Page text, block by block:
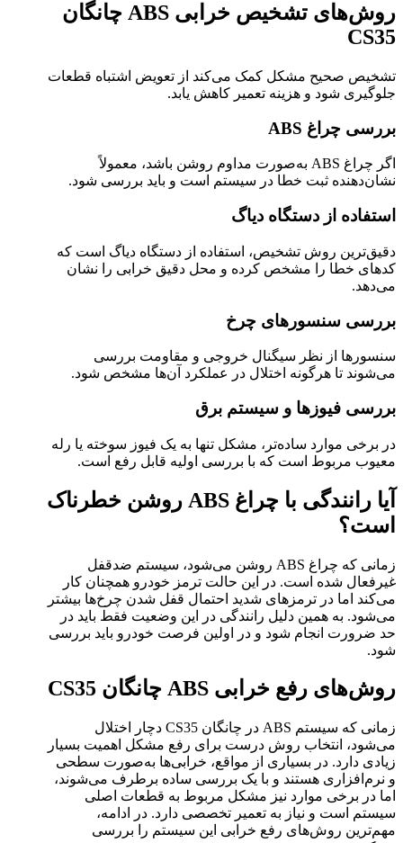
روش‌های تشخیص خرابی ABS چانگان
CS35
تشخیص صحیح مشکل کمک می‌کند از تعویض اشتباه قطعات
جلوگیری شود و هزینه تعمیر کاهش یابد.
بررسی چراغ ABS
اگر چراغ ABS به‌صورت مداوم روشن باشد، معمولاً
نشان‌دهنده ثبت خطا در سیستم است و باید بررسی شود.
استفاده از دستگاه دیاگ
دقیق‌ترین روش تشخیص، استفاده از دستگاه دیاگ است که
کدهای خطا را مشخص کرده و محل دقیق خرابی را نشان
می‌دهد.
بررسی سنسورهای چرخ
سنسورها از نظر سیگنال خروجی و مقاومت بررسی
می‌شوند تا هرگونه اختلال در عملکرد آن‌ها مشخص شود.
بررسی فیوزها و سیستم برق
در برخی موارد ساده‌تر، مشکل تنها به یک فیوز سوخته یا رله
معیوب مربوط است که با بررسی اولیه قابل رفع است.
آیا رانندگی با چراغ ABS روشن خطرناک
است؟
زمانی که چراغ ABS روشن می‌شود، سیستم ضدقفل
غیرفعال شده است. در این حالت ترمز خودرو همچنان کار
می‌کند اما در ترمزهای شدید احتمال قفل شدن چرخ‌ها بیشتر
می‌شود. به همین دلیل رانندگی در این وضعیت فقط باید در
حد ضرورت انجام شود و در اولین فرصت خودرو باید بررسی
شود.
روش‌های رفع خرابی ABS چانگان CS35
زمانی که سیستم ABS در چانگان CS35 دچار اختلال
می‌شود، انتخاب روش درست برای رفع مشکل اهمیت بسیار
زیادی دارد. در بسیاری از مواقع، خرابی‌ها به‌صورت سطحی
و نرم‌افزاری هستند و با یک بررسی ساده برطرف می‌شوند،
اما در برخی موارد نیز مشکل مربوط به قطعات اصلی
سیستم است و نیاز به تعمیر تخصصی دارد. در ادامه،
مهم‌ترین روش‌های رفع خرابی این سیستم را بررسی